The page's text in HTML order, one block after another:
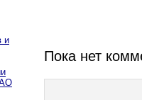
Пока нет